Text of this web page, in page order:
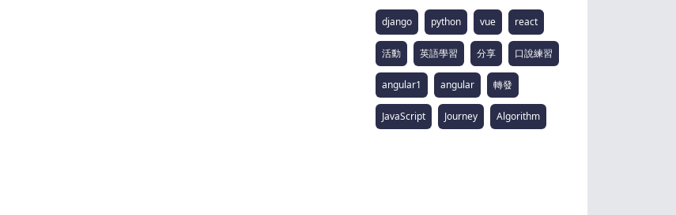
django python vue react
活動 英語學習 分享 口說練習
angular1 angular 轉發
JavaScript Journey Algorithm